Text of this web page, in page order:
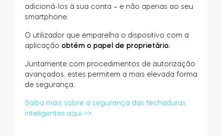
Tedee Dry Contact
Tedee GO2
adicioná-los à sua conta – e não apenas ao seu
smartphone.
O utilizador que emparelha o dispositivo com a
aplicação obtém o papel de proprietário.
Juntamente com procedimentos de autorização
avançados, estes permitem a mais elevada forma
de segurança.
Saiba mais sobre a segurança das fechaduras
inteligentes aqui >>